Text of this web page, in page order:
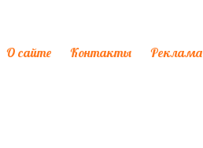
О сайте Контакты Реклама